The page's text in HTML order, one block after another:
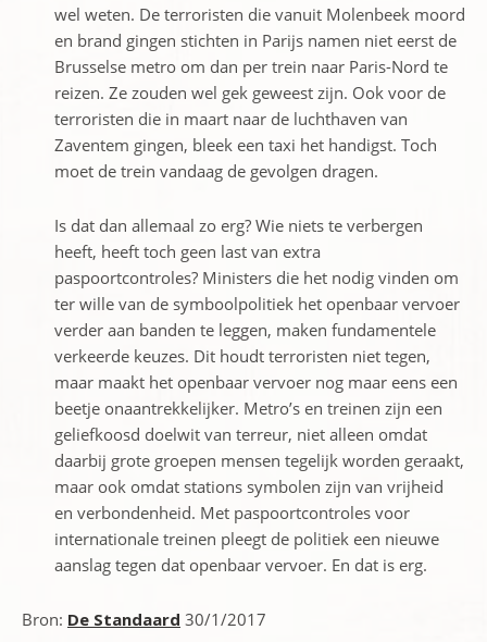
wel weten. De terroristen die vanuit Molenbeek moord
en brand gingen stichten in Parijs namen niet eerst de
Brusselse metro om dan per trein naar Paris-Nord te
reizen. Ze zouden wel gek geweest zijn. Ook voor de
terroristen die in maart naar de luchthaven van
Zaventem gingen, bleek een taxi het handigst. Toch
moet de trein vandaag de gevolgen dragen.
Is dat dan allemaal zo erg? Wie niets te verbergen
heeft, heeft toch geen last van extra
paspoortcontroles? Ministers die het nodig vinden om
ter wille van de symboolpolitiek het openbaar vervoer
verder aan banden te leggen, maken fundamentele
verkeerde keuzes. Dit houdt terroristen niet tegen,
maar maakt het openbaar vervoer nog maar eens een
beetje onaantrekkelijker. Metro’s en treinen zijn een
geliefkoosd doelwit van terreur, niet alleen omdat
daarbij grote groepen mensen tegelijk worden geraakt,
maar ook omdat stations symbolen zijn van vrijheid
en verbondenheid. Met paspoortcontroles voor
internationale treinen pleegt de politiek een nieuwe
aanslag tegen dat openbaar vervoer. En dat is erg.
Bron: De Standaard 30/1/2017